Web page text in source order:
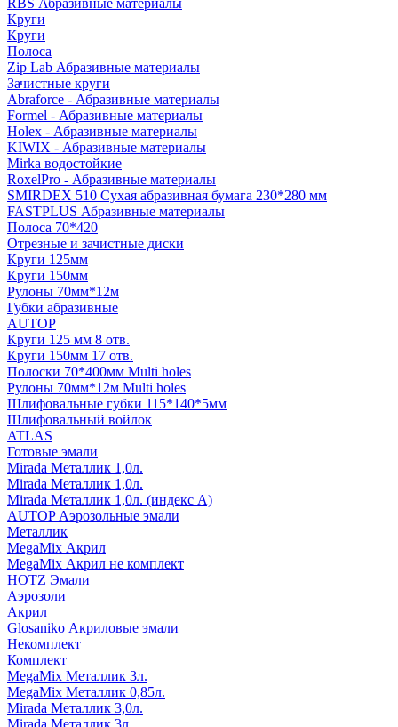
RBS Абразивные материалы
Круги
Круги
Полоса
Zip Lab Абразивные материалы
Зачистные круги
Abraforce - Абразивные материалы
Formel - Абразивные материалы
Holex - Абразивные материалы
KIWIX - Абразивные материалы
Mirka водостойкие
RoxelPro - Абразивные материалы
SMIRDEX 510 Сухая абразивная бумага 230*280 мм
FASTPLUS Абразивные материалы
Полоса 70*420
Отрезные и зачистные диски
Круги 125мм
Круги 150мм
Рулоны 70мм*12м
Губки абразивные
AUTOP
Круги 125 мм 8 отв.
Круги 150мм 17 отв.
Полоски 70*400мм Multi holes
Рулоны 70мм*12м Multi holes
Шлифовальные губки 115*140*5мм
Шлифовальный войлок
ATLAS
Готовые эмали
Mirada Металлик 1,0л.
Mirada Металлик 1,0л.
Mirada Металлик 1,0л. (индекс А)
AUTOP Аэрозольные эмали
Металлик
MegaMix Акрил
MegaMix Акрил не комплект
HOTZ Эмали
Аэрозоли
Акрил
Glosaniko Акриловые эмали
Некомплект
Комплект
MegaMix Металлик 3л.
MegaMix Металлик 0,85л.
Mirada Металлик 3,0л.
Mirada Металлик 3л.